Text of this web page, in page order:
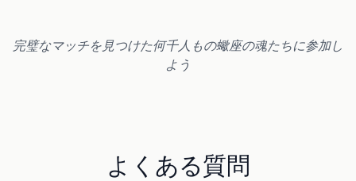
完璧なマッチを見つけた何千人もの蠍座の魂たちに参加し
よう
よくある質問